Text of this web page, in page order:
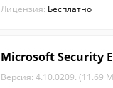
Лицензия: Бесплатно
Microsoft Security
Версия: 4.10.0209. (11.69